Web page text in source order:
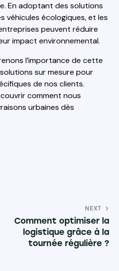
En adoptant des solutions
véhicules écologiques, et les
peuvent réduire
impact environnemental.
l’importance de cette
sur mesure pour
de nos clients.
comment nous
urbaines dès
NEXT
Comment optimiser la
logistique grâce à la
tournée régulière ?